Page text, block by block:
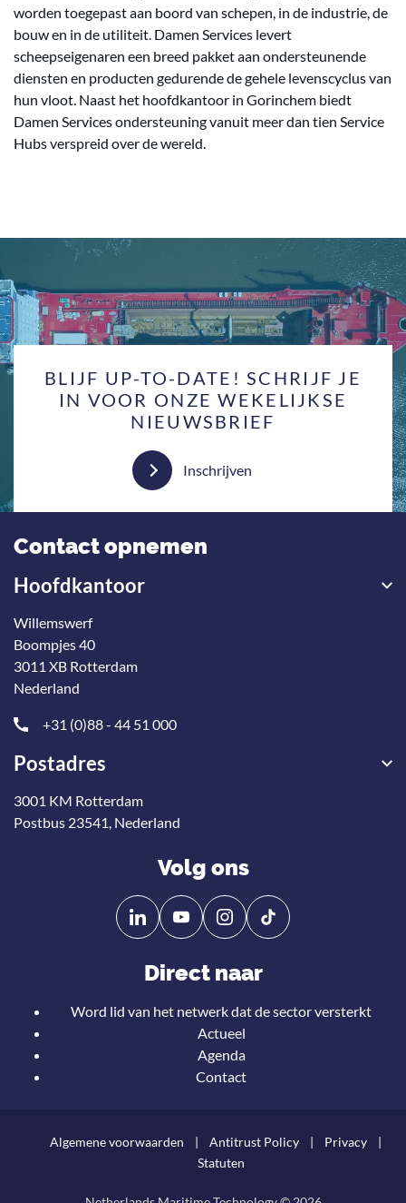
worden toegepast aan boord van schepen, in de industrie, de
bouw en in de utiliteit. Damen Services levert
scheepseigenaren een breed pakket aan ondersteunende
diensten en producten gedurende de gehele levenscyclus van
hun vloot. Naast het hoofdkantoor in Gorinchem biedt
Damen Services ondersteuning vanuit meer dan tien Service
Hubs verspreid over de wereld.
BLIJF UP-TO-DATE! SCHRIJF JE
IN VOOR ONZE WEKELIJKSE
NIEUWSBRIEF
Inschrijven
Contact opnemen
Hoofdkantoor
Willemswerf
Boompjes 40
3011 XB Rotterdam
Nederland
+31 (0)88 - 44 51 000
Postadres
3001 KM Rotterdam
Postbus 23541, Nederland
Volg ons
Volg
ons
Linkedin
Volg
ons
YouTube
Direct naar
Word lid van het netwerk dat de sector versterkt
Actueel
Agenda
Contact
Algemene voorwaarden Antitrust Policy
Privacy
Statuten